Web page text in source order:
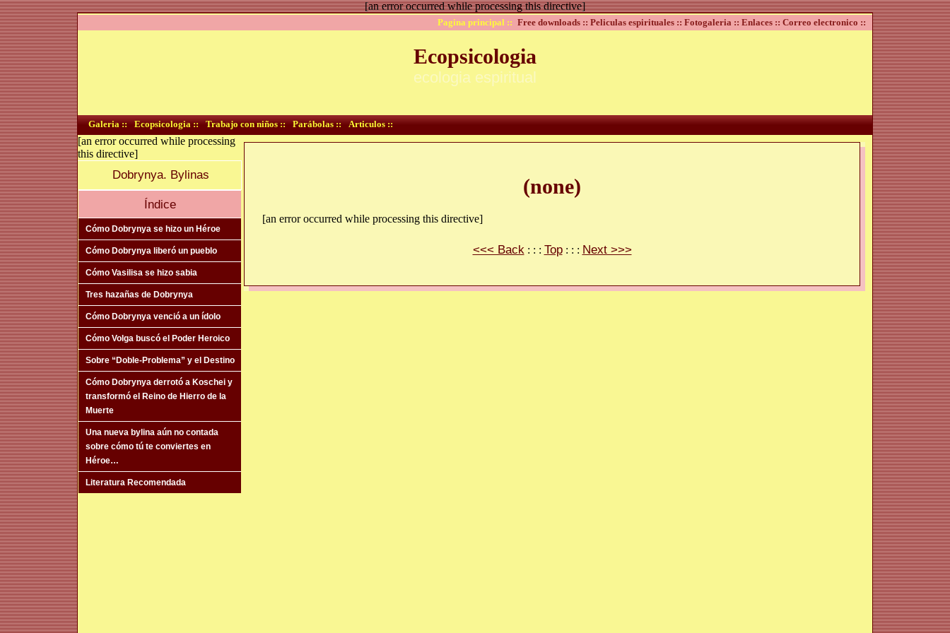
[an error occurred while processing this directive]
Pagina principal :: Free downloads :: Peliculas espirituales :: Fotogaleria :: Enlaces :: Correo electronico ::
Ecopsicologia
ecologia espiritual
Galeria :: Ecopsicologia :: Trabajo con niños :: Parábolas :: Articulos ::
[an error occurred while processing
this directive]
Dobrynya. Bylinas
Índice
Cómo Dobrynya se hizo un Héroe
Cómo Dobrynya liberó un pueblo
Cómo Vasilisa se hizo sabia
Tres hazañas de Dobrynya
Cómo Dobrynya venció a un ídolo
Cómo Volga buscó el Poder Heroico
Sobre “Doble-Problema” y el Destino
Cómo Dobrynya derrotó a Koschei y
transformó el Reino de Hierro de la
Muerte
Una nueva bylina aún no contada
sobre cómo tú te conviertes en
Héroe…
Literatura Recomendada
(none)
[an error occurred while processing this directive]
<<< Back : : : Top: : : Next >>>